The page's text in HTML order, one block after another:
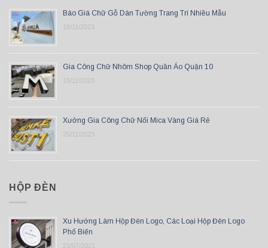
Báo Giá Chữ Gỗ Dán Tường Trang Trí Nhiều Mẫu
10/11/2023
Gia Công Chữ Nhôm Shop Quần Áo Quận 10
15/11/2023
Xưởng Gia Công Chữ Nổi Mica Vàng Giá Rẻ
25/11/2023
HỘP ĐÈN
Xu Hướng Làm Hộp Đèn Logo, Các Loại Hộp Đèn Logo
Phổ Biến
21/07/2021